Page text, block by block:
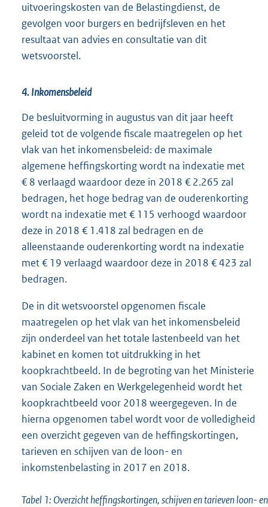
uitvoeringskosten van de Belastingdienst, de
gevolgen voor burgers en bedrijfsleven en het
resultaat van advies en consultatie van dit
wetsvoorstel.
4. Inkomensbeleid
De besluitvorming in augustus van dit jaar heeft
geleid tot de volgende fiscale maatregelen op het
vlak van het inkomensbeleid: de maximale
algemene heffingskorting wordt na indexatie met
€ 8 verlaagd waardoor deze in 2018 € 2.265 zal
bedragen, het hoge bedrag van de ouderenkorting
wordt na indexatie met € 115 verhoogd waardoor
deze in 2018 € 1.418 zal bedragen en de
alleenstaande ouderenkorting wordt na indexatie
met € 19 verlaagd waardoor deze in 2018 € 423 zal
bedragen.
De in dit wetsvoorstel opgenomen fiscale
maatregelen op het vlak van het inkomensbeleid
zijn onderdeel van het totale lastenbeeld van het
kabinet en komen tot uitdrukking in het
koopkrachtbeeld. In de begroting van het Ministerie
van Sociale Zaken en Werkgelegenheid wordt het
koopkrachtbeeld voor 2018 weergegeven. In de
hierna opgenomen tabel wordt voor de volledigheid
een overzicht gegeven van de heffingskortingen,
tarieven en schijven van de loon- en
inkomstenbelasting in 2017 en 2018.
Tabel 1: Overzicht heffingskortingen, schijven en tarieven loon- en